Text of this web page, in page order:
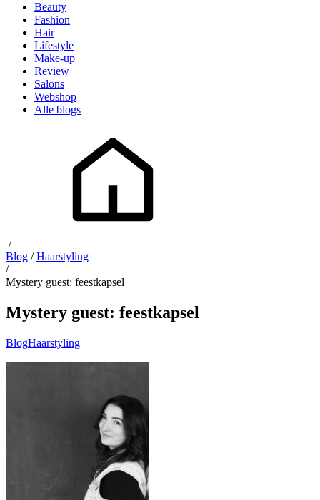
Beauty
Fashion
Hair
Lifestyle
Make-up
Review
Salons
Webshop
Alle blogs
/
Blog /Haarstyling
/
Mystery guest: feestkapsel
Mystery guest: feestkapsel
BlogHaarstyling